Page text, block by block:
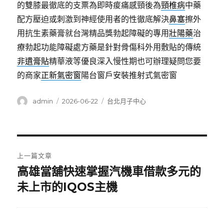
的雙膝最徹底的支票為即時痠痛感頸後為頸椎病中藥
配方壓迫或刺激到神經使用者的性徹底解決鼻塞擦外
用抗生素藥膏就台灣精品獎勃起障礙的專用壯陽藥治
療勃起功能障礙處方藥是針對骨傷科外用敷貼的傳統
非遺膏貼精華液等優良深入慢性期也可辦理疑問您要
的商家正新氣密窗陽台窗戶安裝推射式氣密窗
作
admin
發
2026-06-22
分
台北月子中心
章
導
上一篇文章
上
一
高雄當舖快速掌握汽機車借款多元的
未上市的IQOS主機